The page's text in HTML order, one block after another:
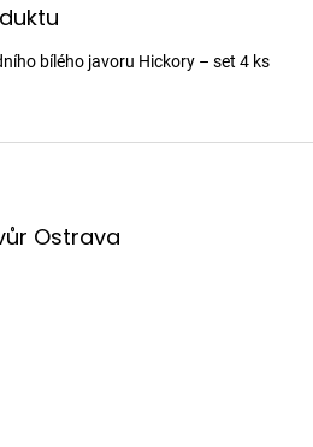
bílého javoru Hickory – set 4 ks
Ostrava